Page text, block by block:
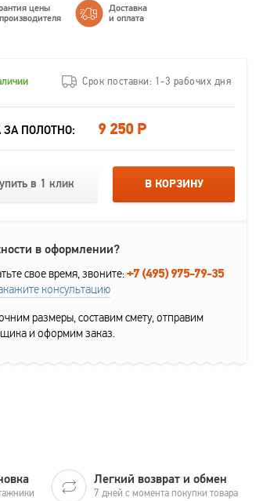
цены
Доставка
и оплата
Срок поставки: 1-3 рабочих дня
ЗА ПОЛОТНО: 9 250 Р
в 1 клик В КОРЗИНУ
в оформлении?
свое время, звоните:+7 (495) 975-79-35
консультацию
размеры, составим смету, отправим
и оформим заказ.
Легкий возврат и обмен
7 дней с момента покупки товара